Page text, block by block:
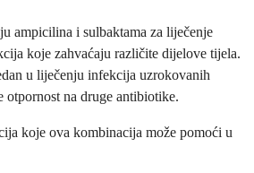
ampicilina i sulbaktama za liječenje
koje zahvaćaju različite dijelove tijela.
u liječenju infekcija uzrokovanih
otpornost na druge antibiotike.
koje ova kombinacija može pomoći u